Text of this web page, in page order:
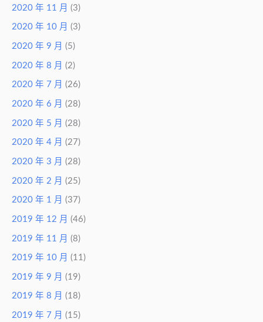
2020 年 11 月 (3)
2020 年 10 月 (3)
2020 年 9 月 (5)
2020 年 8 月 (2)
2020 年 7 月 (26)
2020 年 6 月 (28)
2020 年 5 月 (28)
2020 年 4 月 (27)
2020 年 3 月 (28)
2020 年 2 月 (25)
2020 年 1 月 (37)
2019 年 12 月 (46)
2019 年 11 月 (8)
2019 年 10 月 (11)
2019 年 9 月 (19)
2019 年 8 月 (18)
2019 年 7 月 (15)